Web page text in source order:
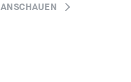
ANSCHAUEN